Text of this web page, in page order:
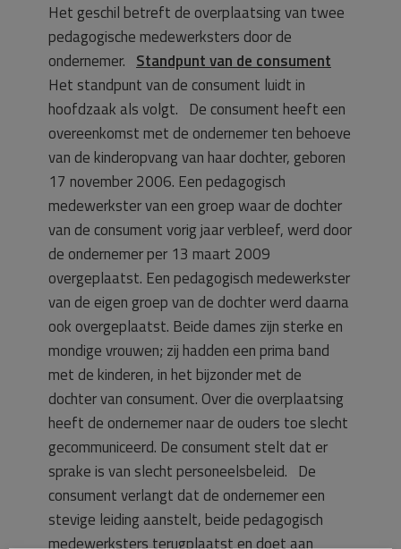
Het geschil betreft de overplaatsing van twee
pedagogische medewerksters door de
ondernemer. Standpunt van de consument
Het standpunt van de consument luidt in
hoofdzaak als volgt. De consument heeft een
overeenkomst met de ondernemer ten behoeve
van de kinderopvang van haar dochter, geboren
17 november 2006. Een pedagogisch
medewerkster van een groep waar de dochter
van de consument vorig jaar verbleef, werd door
de ondernemer per 13 maart 2009
overgeplaatst. Een pedagogisch medewerkster
van de eigen groep van de dochter werd daarna
ook overgeplaatst. Beide dames zijn sterke en
mondige vrouwen; zij hadden een prima band
met de kinderen, in het bijzonder met de
dochter van consument. Over die overplaatsing
heeft de ondernemer naar de ouders toe slecht
gecommuniceerd. De consument stelt dat er
sprake is van slecht personeelsbeleid. De
consument verlangt dat de ondernemer een
stevige leiding aanstelt, beide pedagogisch
medewerksters terugplaatst en doet aan